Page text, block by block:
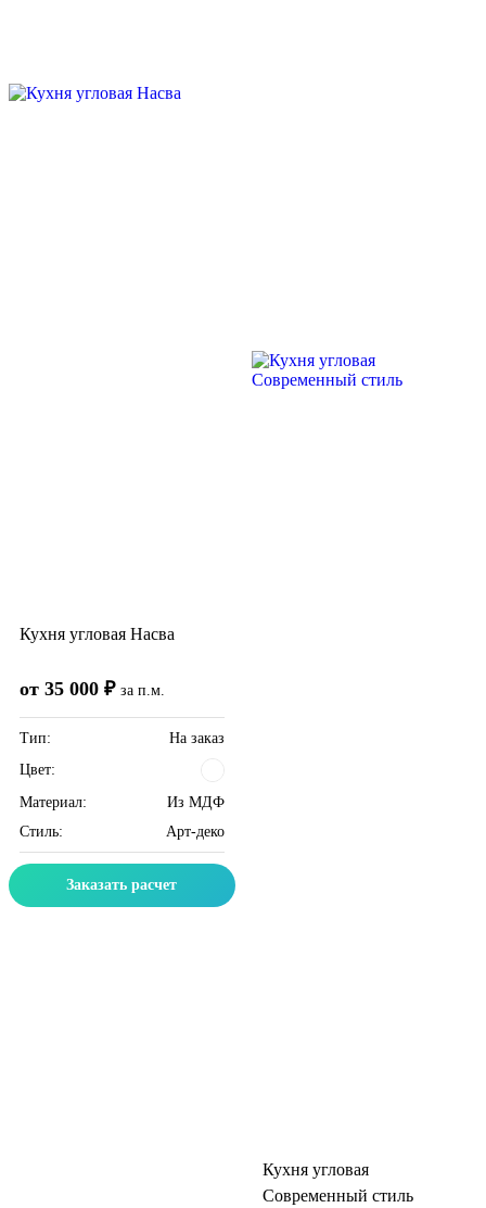
Кухня угловая Насва
от 35 000 ₽ за п.м.
Тип:
На заказ
Цвет:
Материал:
Из МДФ
Стиль:
Арт-деко
Заказать расчет
Кухня угловая
Современный стиль